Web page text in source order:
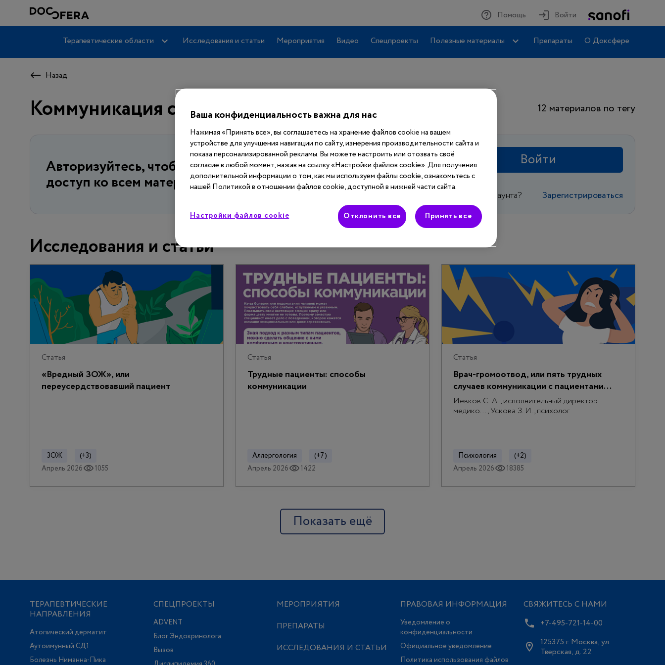
Помощь Войти
Терапевтические области Исследования и статьи Мероприятия Видео Спецпроекты Полезные материалы Препараты О Доксфере
Назад
Коммуникация с пациентом 12 материалов по тегу
Авторизуйтесь, чтобы получитьполный
доступ ко всем материалам сайта
Войти
Еще нет аккаунта? Зарегистрироваться
Исследования и статьи
Статья
«Вредный ЗОЖ», или
переусердствовавший пациент
ЗОЖ
(+3)
Апрель 2026
1055
Статья
Трудные пациенты: способы
коммуникации
Аллергология
(+7)
Апрель 2026
1422
Статья
Врач-громоотвод, или пять трудных
случаев коммуникации с пациентами...
Иевков С. А., исполнительный директор
медико..., Ускова З. И., психолог
Психология
(+2)
Апрель 2026
18385
Показать ещё
ТЕРАПЕВТИЧЕСКИЕ
НАПРАВЛЕНИЯ
Атопический дерматит
Аутоимунный СД1
Болезнь Ниманна-Пика
СПЕЦПРОЕКТЫ
ADVENT
Блог Эндокринолога
Вызов
МЕРОПРИЯТИЯ
ПРЕПАРАТЫ
ИССЛЕДОВАНИЯ И СТАТЬИ
ПРАВОВАЯ ИНФОРМАЦИЯ
Уведомление о
конфиденциальности
Официальное уведомление
Политика использования файлов
СВЯЖИТЕСЬ С НАМИ
+7-495-721-14-00
125375 г. Москва, ул.
Тверская, д. 22
Ваша конфиденциальность важна для нас
Нажимая «Принять все», вы соглашаетесь на хранение файлов cookie на вашем
устройстве для улучшения навигации по сайту, измерения производительности сайта и
показа персонализированной рекламы. Вы можете настроить или отозвать своё
согласие в любой момент, нажав на ссылку «Настройки файлов cookie». Для получения
дополнительной информации о том, как мы используем файлы cookie, ознакомьтесь с
нашей Политикой в отношении файлов cookie, доступной в нижней части сайта.
Настройки файлов cookie Отклонить все Принять все